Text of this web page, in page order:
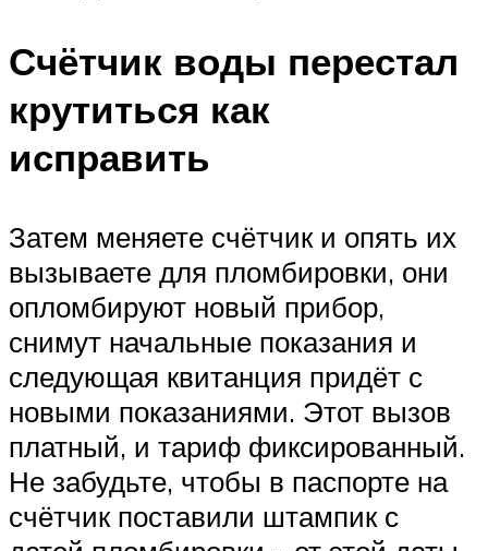
Счётчик воды перестал
крутиться как
исправить
Затем меняете счётчик и опять их
вызываете для пломбировки, они
опломбируют новый прибор,
снимут начальные показания и
следующая квитанция придёт с
новыми показаниями. Этот вызов
платный, и тариф фиксированный.
Не забудьте, чтобы в паспорте на
счётчик поставили штампик с